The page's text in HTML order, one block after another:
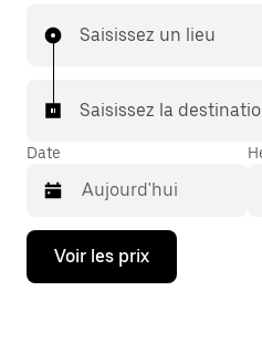
même disponibilité (24 h/24
Saisissez un lieu
Saisissez la
Date
Appuyez
la
Voir les prix